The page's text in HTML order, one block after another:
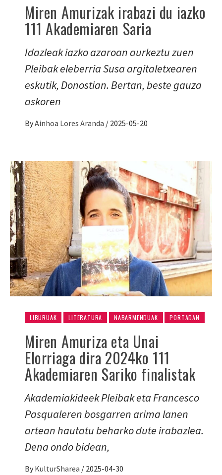
Miren Amurizak irabazi du iazko
111 Akademiaren Saria
Idazleak iazko azaroan aurkeztu zuen
Pleibak eleberria Susa argitaletxearen
eskutik, Donostian. Bertan, beste gauza
askoren
ByAinhoa Lores Aranda / 2025-05-20
LIBURUAK LITERATURA NABARMENDUAK PORTADAN
Miren Amuriza eta Unai
Elorriaga dira 2024ko 111
Akademiaren Sariko finalistak
Akademiakideek Pleibak eta Francesco
Pasqualeren bosgarren arima lanen
artean hautatu beharko dute irabazlea.
Dena ondo bidean,
By KulturSharea / 2025-04-30